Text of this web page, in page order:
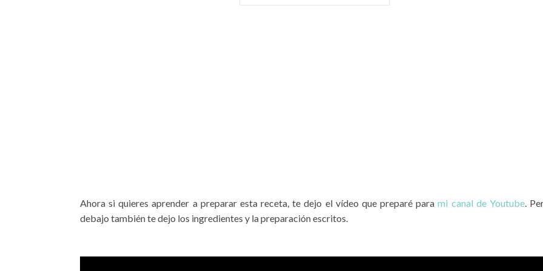
Ahora si quieres aprender a preparar esta receta, te dejo el vídeo que preparé parami canal de Youtube.
debajo también te dejo los ingredientes y la preparación escritos.